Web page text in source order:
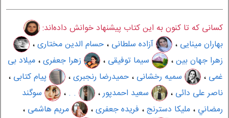
کسانی که تا کنون به این کتاب پیشنهاد خوانش داده‌اند:
بهاران مینایی ، آزاده سلطانی ، حسام الدین مختاری،
زهرا جهان بین، سیما توفیقی ، زهرا جعفری، میلاد بی
غمی ، سمیه رخشانی ، حمیدرضا رنجبری، پیام کتابی ،
ناصر علی دائی ، سعید احمدپور، . . ،
سوگند
رمضاني ، مليكا دسترنج، فریده جعفری، مریم هاشمی ،